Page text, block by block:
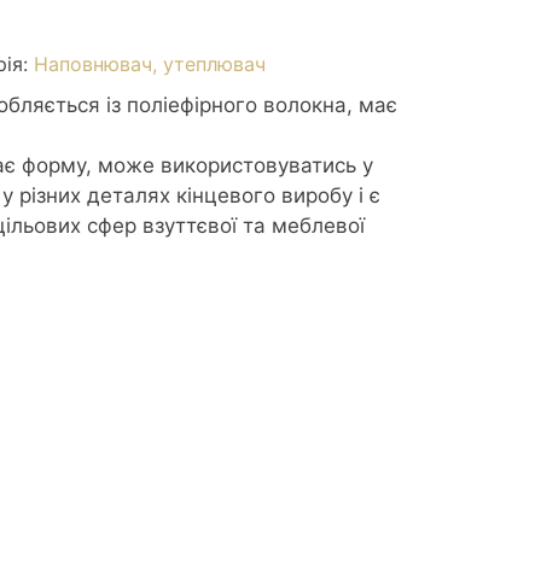
Наповнювач, утеплювач
із поліефірного волокна, має
форму, може використовуватись у
різних деталях кінцевого виробу і є
сфер взуттєвої та меблевої